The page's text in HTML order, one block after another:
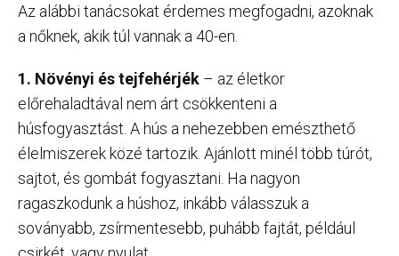
Az alábbi tanácsokat érdemes megfogadni, azoknak
a nőknek, akik túl vannak a 40-en.
1. Növényi és tejfehérjék – az életkor
előrehaladtával nem árt csökkenteni a
húsfogyasztást. A hús a nehezebben emészthető
élelmiszerek közé tartozik. Ajánlott minél több túrót,
sajtot, és gombát fogyasztani. Ha nagyon
ragaszkodunk a húshoz, inkább válasszuk a
soványabb, zsírmentesebb, puhább fajtát, például